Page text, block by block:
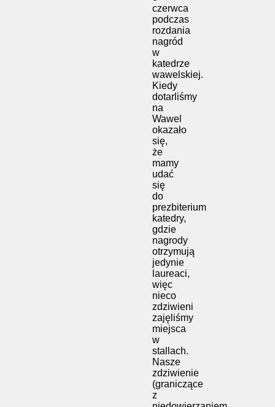
czerwca
podczas
rozdania
nagród
w
katedrze
wawelskiej.
Kiedy
dotarliśmy
na
Wawel
okazało
się,
że
mamy
udać
się
do
prezbiterium
katedry,
gdzie
nagrody
otrzymują
jedynie
laureaci,
więc
nieco
zdziwieni
zajęliśmy
miejsca
w
stallach.
Nasze
zdziwienie
(graniczące
z